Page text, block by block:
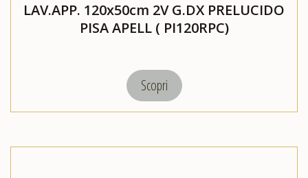
LAV.APP. 120x50cm 2V G.DX PRELUCIDO
PISA APELL ( PI120RPC)
Scopri